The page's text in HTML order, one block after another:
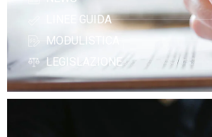
LINEE GUIDA
MODULISTICA
LEGISLAZIONE